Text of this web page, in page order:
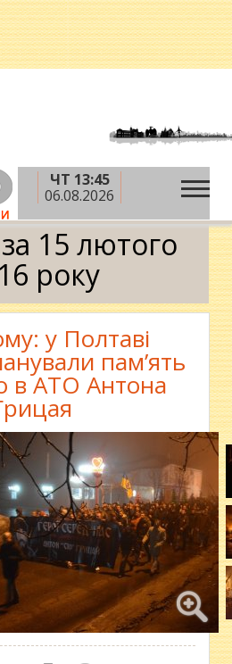
ЧТ 13:45
06.08.2026
» лютий »15 лютого
15 лютого
року
у Полтаві
пам’ять
в АТО Антона